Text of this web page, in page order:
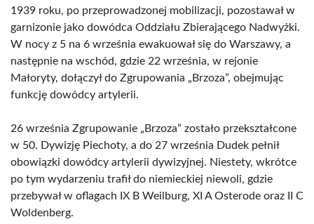
1939 roku, po przeprowadzonej mobilizacji, pozostawał w
garnizonie jako dowódca Oddziału Zbierającego Nadwyżki.
W nocy z 5 na 6 września ewakuował się do Warszawy, a
następnie na wschód, gdzie 22 września, w rejonie
Małoryty, dołączył do Zgrupowania „Brzoza”, obejmując
funkcję dowódcy artylerii.
26 września Zgrupowanie „Brzoza” zostało przekształcone
w 50. Dywizję Piechoty, a do 27 września Dudek pełnił
obowiązki dowódcy artylerii dywizyjnej. Niestety, wkrótce
po tym wydarzeniu trafił do niemieckiej niewoli, gdzie
przebywał w oflagach IX B Weilburg, XI A Osterode oraz II C
Woldenberg.